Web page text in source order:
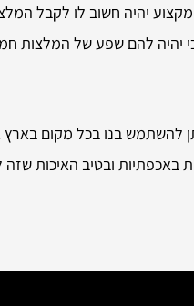
יהיה חשוב לו לקבל
יהיה להם שפע של המלצות
להשתמש בנו בכל מקום
באכפתיות ובטיב האיכות